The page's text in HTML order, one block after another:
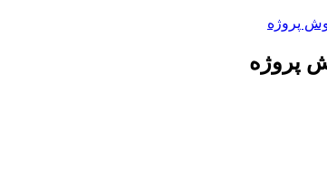
پروژه